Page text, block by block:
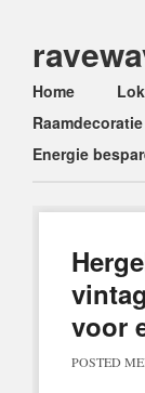
Main menu
Skip
to
content
Home
Raamdecoratie
Energie
voor
POSTED